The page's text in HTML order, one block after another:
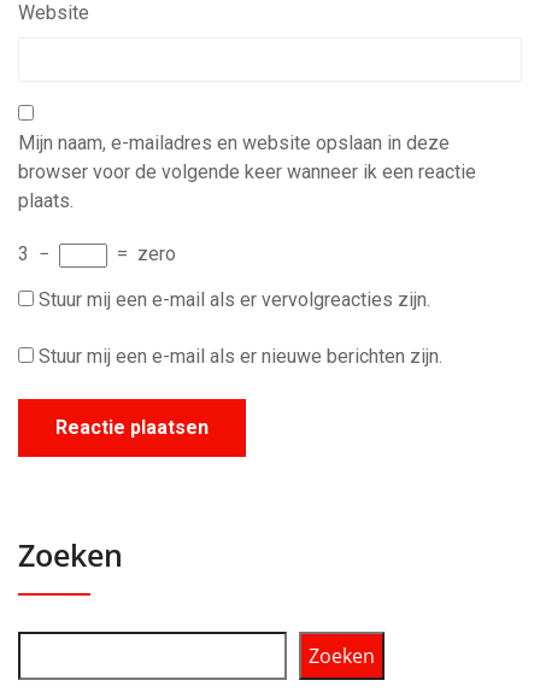
Website
Mijn naam, e-mailadres en website opslaan in deze
browser voor de volgende keer wanneer ik een reactie
plaats.
3 − = zero
Stuur mij een e-mail als er vervolgreacties zijn.
Stuur mij een e-mail als er nieuwe berichten zijn.
Zoeken
Zoeken